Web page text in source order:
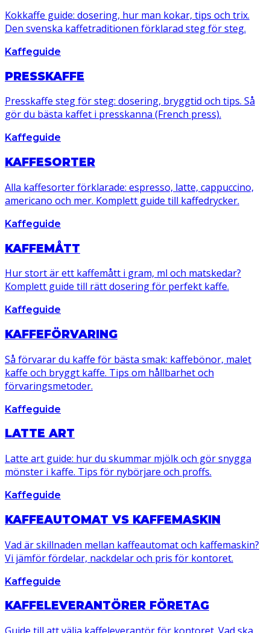
Kokkaffe guide: dosering, hur man kokar, tips och trix.
Den svenska kaffetraditionen förklarad steg för steg.
Kaffeguide
PRESSKAFFE
Presskaffe steg för steg: dosering, bryggtid och tips. Så
gör du bästa kaffet i presskanna (French press).
Kaffeguide
KAFFESORTER
Alla kaffesorter förklarade: espresso, latte, cappuccino,
americano och mer. Komplett guide till kaffedrycker.
Kaffeguide
KAFFEMÅTT
Hur stort är ett kaffemått i gram, ml och matskedar?
Komplett guide till rätt dosering för perfekt kaffe.
Kaffeguide
KAFFEFÖRVARING
Så förvarar du kaffe för bästa smak: kaffebönor, malet
kaffe och bryggt kaffe. Tips om hållbarhet och
förvaringsmetoder.
Kaffeguide
LATTE ART
Latte art guide: hur du skummar mjölk och gör snygga
mönster i kaffe. Tips för nybörjare och proffs.
Kaffeguide
KAFFEAUTOMAT VS KAFFEMASKIN
Vad är skillnaden mellan kaffeautomat och kaffemaskin?
Vi jämför fördelar, nackdelar och pris för kontoret.
Kaffeguide
KAFFELEVERANTÖRER FÖRETAG